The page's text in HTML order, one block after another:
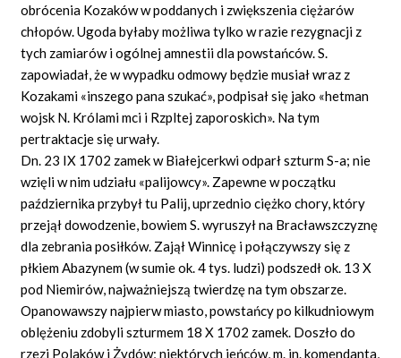
obrócenia Kozaków w poddanych i zwiększenia ciężarów
chłopów. Ugoda byłaby możliwa tylko w razie rezygnacji z
tych zamiarów i ogólnej amnestii dla powstańców. S.
zapowiadał, że w wypadku odmowy będzie musiał wraz z
Kozakami «inszego pana szukać», podpisał się jako «hetman
wojsk N. Królami mci i Rzpltej zaporoskich». Na tym
pertraktacje się urwały.
Dn. 23 IX 1702 zamek w Białejcerkwi odparł szturm S-a; nie
wzięli w nim udziału «palijowcy». Zapewne w początku
października przybył tu Palij, uprzednio ciężko chory, który
przejął dowodzenie, bowiem S. wyruszył na Bracławszczyznę
dla zebrania posiłków. Zajął Winnicę i połączywszy się z
płkiem Abazynem (w sumie ok. 4 tys. ludzi) podszedł ok. 13 X
pod Niemirów, najważniejszą twierdzę na tym obszarze.
Opanowawszy najpierw miasto, powstańcy po kilkudniowym
oblężeniu zdobyli szturmem 18 X 1702 zamek. Doszło do
rzezi Polaków i Żydów; niektórych jeńców, m. in. komendanta,